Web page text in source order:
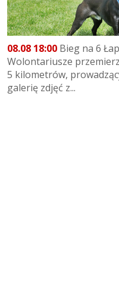
08.08 18:00 Bieg na 6
Wolontariusze
5 kilometrów,
galerię zdjęć z...